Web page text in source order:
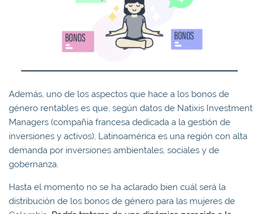
Además, uno de los aspectos que hace a los bonos de
género rentables es que, según datos de Natixis Investment
Managers (compañía francesa dedicada a la gestión de
inversiones y activos), Latinoamérica es una región con alta
demanda por inversiones ambientales, sociales y de
gobernanza.
Hasta el momento no se ha aclarado bien cuál será la
distribución de los bonos de género para las mujeres de